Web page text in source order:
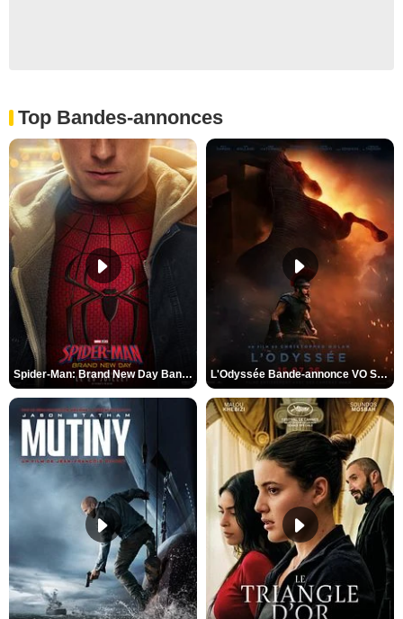
Top Bandes-annonces
Spider-Man: Brand New Day Bande-annonce VO STFR L'Odyssée Bande-annonce VO STFR